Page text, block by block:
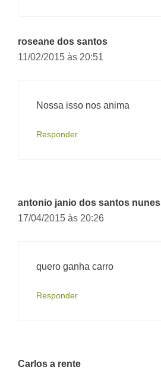
roseane dos santos
11/02/2015 às 20:51
Nossa isso nos anima
Responder
antonio janio dos santos nunes
17/04/2015 às 20:26
quero ganha carro
Responder
Carlos a rente